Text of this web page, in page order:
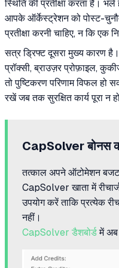
स्थिति की प्रतीक्षा करता है। भले
आपके ऑर्केस्ट्रेशन को पोस्ट-
प्रतीक्षा करनी चाहिए, न कि एक
सत्र ड्रिफ्ट दूसरा मुख्य कारण
प्रॉक्सी, ब्राउज़र प्रोफ़ाइल,
तो पुष्टिकरण परिणाम विफल हो
रखें जब तक सुरक्षित कार्य पूरा न
CapSolver बोनस
तत्काल अपने ऑटोमेशन बजट
CapSolver खाता में
उपयोग करें ताकि प्रत्येक
नहीं।
CapSolver डैशबोर्डमें अब